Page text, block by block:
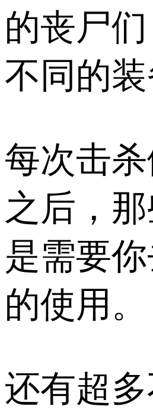
的丧尸
不同的装
每次击
之后，
是需要
的使用。
还有超